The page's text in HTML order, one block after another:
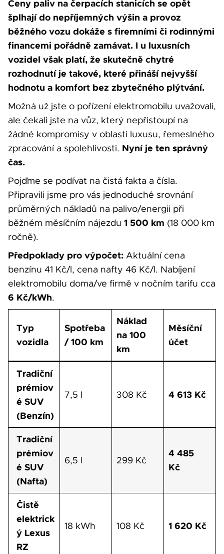
Ceny paliv na čerpacích stanicích se opět
šplhají do nepříjemných výšin a provoz
běžného vozu dokáže s firemními či rodinnými
financemi pořádně zamávat. I u luxusních
vozidel však platí, že skutečně chytré
rozhodnutí je takové, které přináší nejvyšší
hodnotu a komfort bez zbytečného plýtvání.
Možná už jste o pořízení elektromobilu uvažovali,
ale čekali jste na vůz, který nepřistoupí na
žádné kompromisy v oblasti luxusu, řemeslného
zpracování a spolehlivosti. Nyní je ten správný
čas.
Pojďme se podívat na čistá fakta a čísla.
Připravili jsme pro vás jednoduché srovnání
průměrných nákladů na palivo/energii při
běžném měsíčním nájezdu 1 500 km (18 000 km
ročně).
Předpoklady pro výpočet: Aktuální cena
benzínu 41 Kč/l, cena nafty 46 Kč/l. Nabíjení
elektromobilu doma/ve firmě v nočním tarifu cca
6 Kč/kWh.
Typ
vozidla
Spotřeba
/ 100 km
Náklad
na 100
km
Měsíční
účet
Tradiční
prémiov
é SUV
(Benzín)
7,5 l 308 Kč 4 613 Kč
Tradiční
prémiov
é SUV
(Nafta)
6,5 l 299 Kč
4 485
Kč
Čistě
elektrick
ý Lexus
RZ
18 kWh 108 Kč 1 620 Kč